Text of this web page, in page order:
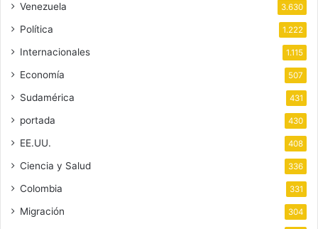
Venezuela 3.630
Política 1.222
Internacionales 1.115
Economía 507
Sudamérica 431
portada 430
EE.UU. 408
Ciencia y Salud 336
Colombia 331
Migración 304